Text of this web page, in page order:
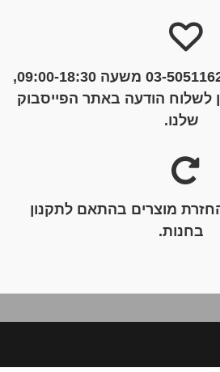
מוקד שרות לקוחות 03-5051162 משעה 09:00-18:30,
לשלוח הודעה באתר הפייסבוק
שלנו.
מוצרים בהתאם לתקנון
בחנות.